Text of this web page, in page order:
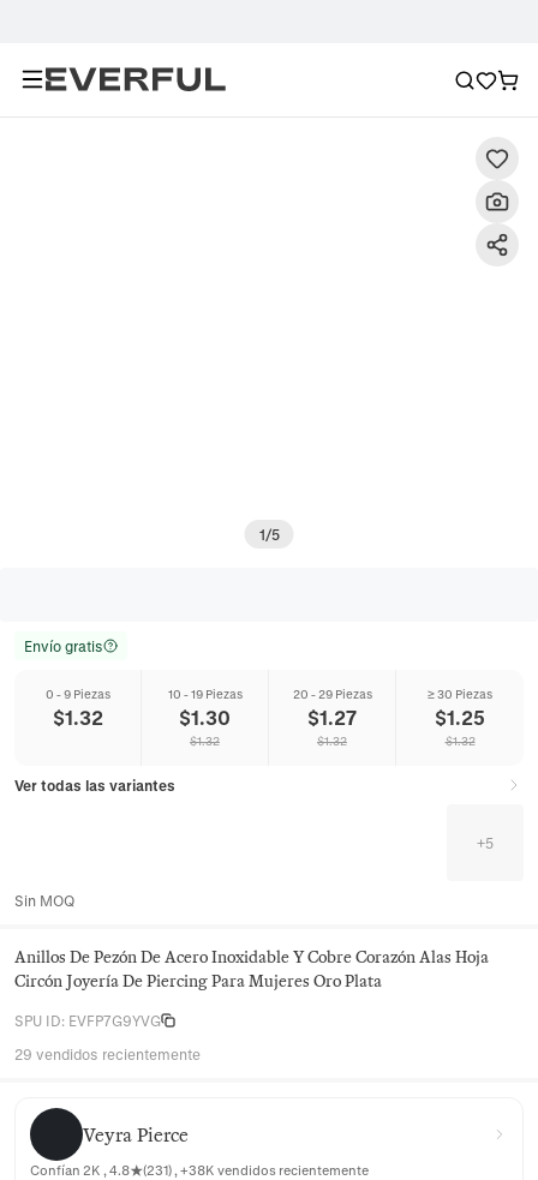
1/5
Envío gratis
0 - 9 Piezas
$1.32
10 - 19 Piezas
$1.30
$1.32
20 - 29 Piezas
$1.27
$1.32
≥ 30 Piezas
$1.25
$1.32
Ver todas las variantes
+5
Sin MOQ
Anillos De Pezón De Acero Inoxidable Y Cobre Corazón Alas Hoja
Circón Joyería De Piercing Para Mujeres Oro Plata
SPU ID: EVFP7G9YVG
29 vendidos recientemente
Veyra Pierce
Veyra Pierce
Confían 2K , 4.8★(231) , +38K vendidos recientemente